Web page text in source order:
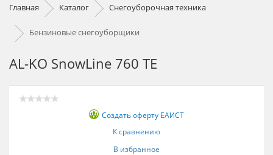
Главная Каталог Снегоуборочная техника
Бензиновые снегоуборщики
AL-KO SnowLine 760 TE
Создать оферту ЕАИСТ
К сравнению
В избранное